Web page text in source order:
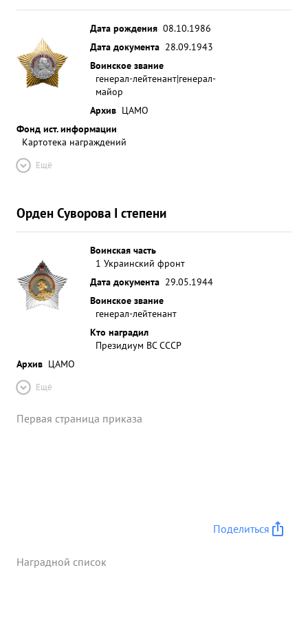
Дата рождения 08.10.1986
Дата документа 28.09.1943
Воинское звание
генерал-лейтенант|генерал-
майор
Архив ЦАМО
Фонд ист. информации
Картотека награждений
Ещё
Орден Суворова I степени
Воинская часть
1 Украинский фронт
Дата документа 29.05.1944
Воинское звание
генерал-лейтенант
Кто наградил
Президиум ВС СССР
Архив ЦАМО
Ещё
Первая страница приказа
Поделиться
Наградной список